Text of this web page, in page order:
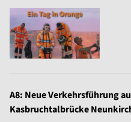
A8: Neue Verkehrsführung
Kasbruchtalbrücke